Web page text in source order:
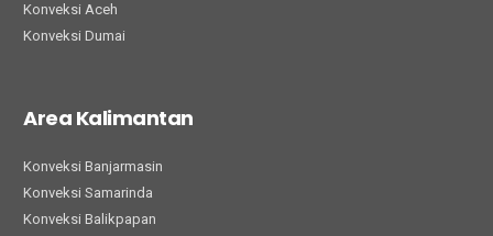
Konveksi Aceh
Konveksi Dumai
Area Kalimantan
Konveksi Banjarmasin
Konveksi Samarinda
Konveksi Balikpapan